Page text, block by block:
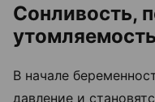
Сонливость,
утомляемость
В начале
давление и